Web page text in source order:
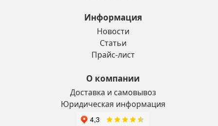
Информация
Новости
Статьи
Прайс-лист
О компании
Доставка и самовывоз
Юридическая информация